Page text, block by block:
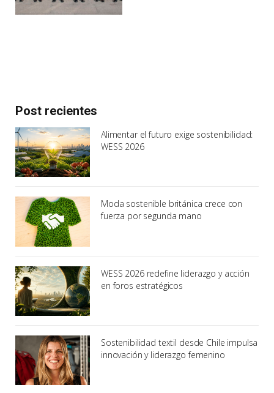
Post recientes
Alimentar el futuro exige sostenibilidad:
WESS 2026
Moda sostenible británica crece con
fuerza por segunda mano
WESS 2026 redefine liderazgo y acción
en foros estratégicos
Sostenibilidad textil desde Chile impulsa
innovación y liderazgo femenino